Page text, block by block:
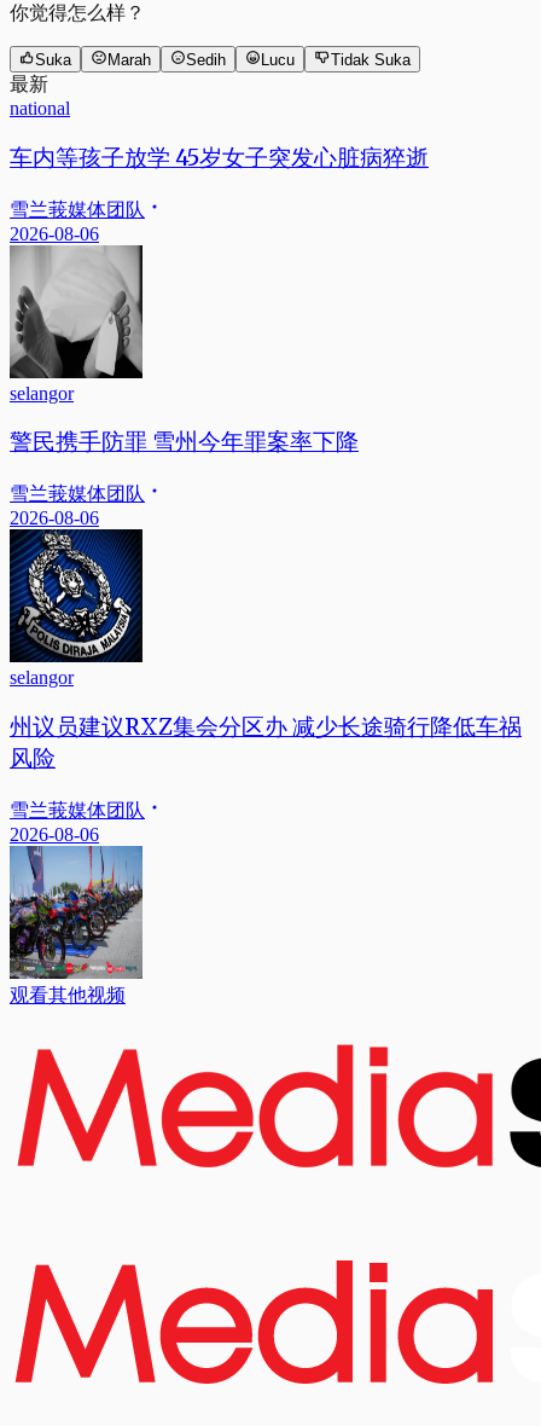
你觉得怎么样？
Suka Marah Sedih Lucu Tidak Suka
最新
national
车内等孩子放学 45岁女子突发心脏病猝逝
雪兰莪媒体团队
2026-08-06
selangor
警民携手防罪 雪州今年罪案率下降
雪兰莪媒体团队
2026-08-06
selangor
州议员建议RXZ集会分区办 减少长途骑行降低车祸
风险
雪兰莪媒体团队
2026-08-06
观看其他视频